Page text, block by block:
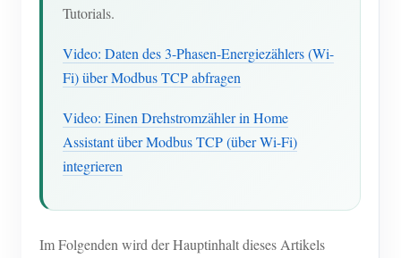
Website erkunden
PV-Ranking
Tutorials.
Video: Daten des 3-Phasen-Energiezählers (Wi-
Fi) über Modbus TCP abfragen
Video: Einen Drehstromzähler in Home
Assistant über Modbus TCP (über Wi-Fi)
integrieren
Im Folgenden wird der Hauptinhalt dieses Artikels